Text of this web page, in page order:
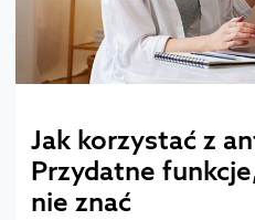
Jak korzystać z
Przydatne
nie znać